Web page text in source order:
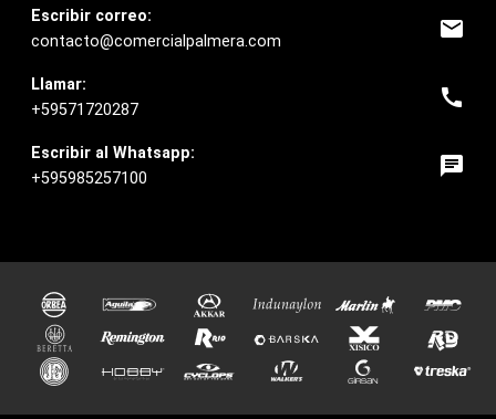
Escribir correo:
contacto@comercialpalmera.com
email
Llamar:
+59571720287
call
Escribir al Whatsapp:
+595985257100
chat